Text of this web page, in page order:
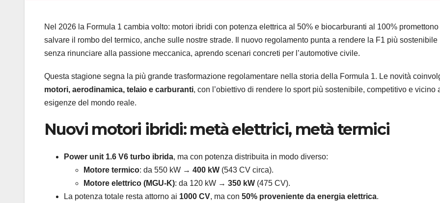
Nel 2026 la Formula 1 cambia volto: motori ibridi con potenza elettrica al 50% e biocarburanti al 100%
salvare il rombo del termico, anche sulle nostre strade. Il nuovo regolamento punta a rendere la F1 più sostenibile
senza rinunciare alla passione meccanica, aprendo scenari concreti per l’automotive civile.
Questa stagione segna la più grande trasformazione regolamentare nella storia della Formula 1. Le novità
motori, aerodinamica, telaio e carburanti, con l’obiettivo di rendere lo sport più sostenibile, competitivo e vicino
esigenze del mondo reale.
Nuovi motori ibridi: metà elettrici, metà termici
Power unit 1.6 V6 turbo ibrida, ma con potenza distribuita in modo diverso:
Motore termico: da 550 kW → 400 kW (543 CV circa).
Motore elettrico (MGU-K): da 120 kW → 350 kW (475 CV).
La potenza totale resta attorno ai 1000 CV, ma con 50% proveniente da energia elettrica.